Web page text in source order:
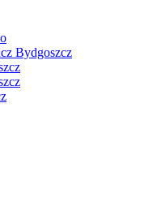
Bydgoszcz